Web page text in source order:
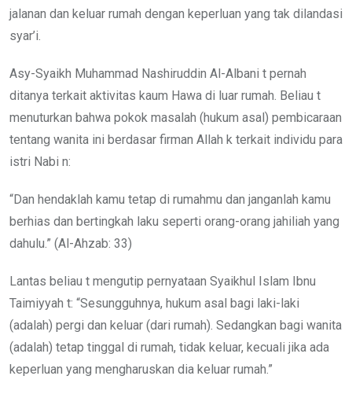
jalanan dan keluar rumah dengan keperluan yang tak dilandasi
syar’i.
Asy-Syaikh Muhammad Nashiruddin Al-Albani t pernah
ditanya terkait aktivitas kaum Hawa di luar rumah. Beliau t
menuturkan bahwa pokok masalah (hukum asal) pembicaraan
tentang wanita ini berdasar firman Allah k terkait individu para
istri Nabi n:
“Dan hendaklah kamu tetap di rumahmu dan janganlah kamu
berhias dan bertingkah laku seperti orang-orang jahiliah yang
dahulu.” (Al-Ahzab: 33)
Lantas beliau t mengutip pernyataan Syaikhul Islam Ibnu
Taimiyyah t: “Sesungguhnya, hukum asal bagi laki-laki
(adalah) pergi dan keluar (dari rumah). Sedangkan bagi wanita
(adalah) tetap tinggal di rumah, tidak keluar, kecuali jika ada
keperluan yang mengharuskan dia keluar rumah.”